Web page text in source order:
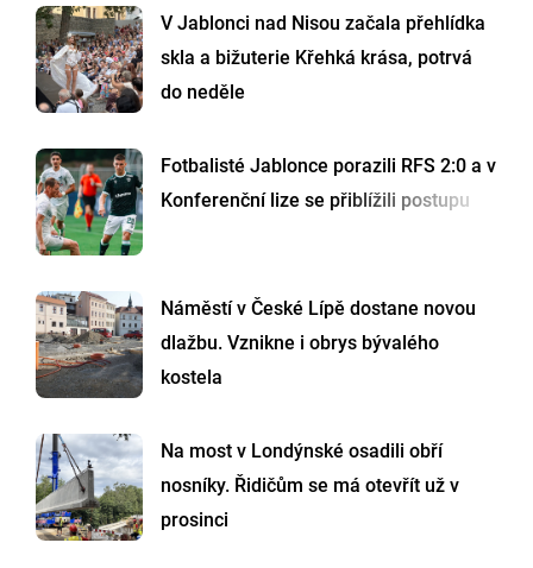
V Jablonci nad Nisou začala přehlídka
skla a bižuterie Křehká krása, potrvá
do neděle
Fotbalisté Jablonce porazili RFS 2:0 a v
Konferenční lize se přiblížili postupu
Náměstí v České Lípě dostane novou
dlažbu. Vznikne i obrys bývalého
kostela
Na most v Londýnské osadili obří
nosníky. Řidičům se má otevřít už v
prosinci